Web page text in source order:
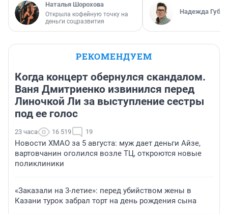
Наталья Шорохова
Открыла кофейную точку на
деньги соцразвития
Надежда
РЕКОМЕНДУЕМ
Когда концерт обернулся скандалом.
Ваня Дмитриенко извинился перед
Линочкой Ли за выступление сестры
под ее голос
23 часа 16 519 19
Новости ХМАО за 5 августа: муж дает деньги Айзе,
вартовчанин оголился возле ТЦ, откроются новые
поликлиники
«Заказали на 3-летие»: перед убийством жены в
Казани турок забрал торт на день рождения сына